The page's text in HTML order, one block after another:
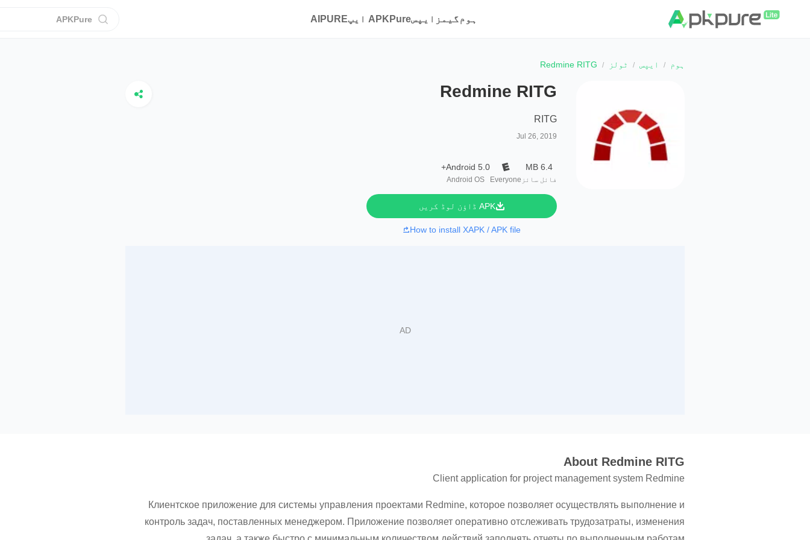
ہوم گیمز ایپسAPKPure ایپ AIPURE
APKPure
ہوم ایپس ٹولز Redmine RITG
Redmine RITG
RITG
Jul 26, 2019
6.4 MB
فائل سائز Everyone
Android 5.0+
Android OS
APK ڈاؤن لوڈ کریں
How to install XAPK / APK file
About Redmine RITG
Client application for project management system Redmine
Клиентское приложение для системы управления проектами Redmine, которое позволяет осуществлять выполнение и
контроль задач, поставленных менеджером. Приложение позволяет оперативно отслеживать трудозатраты, изменения